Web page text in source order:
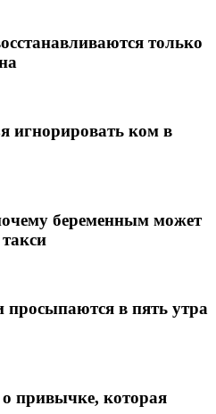
только
игнорировать ком в
беременным может
в пять утра
привычке, которая